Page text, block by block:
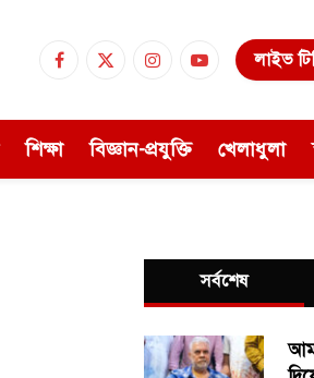
Facebook
X
InstagramYouTubeলাইভ
শিক্ষা বিজ্ঞান-প্রযুক্তি খেলাধুলা
সর্বশেষ